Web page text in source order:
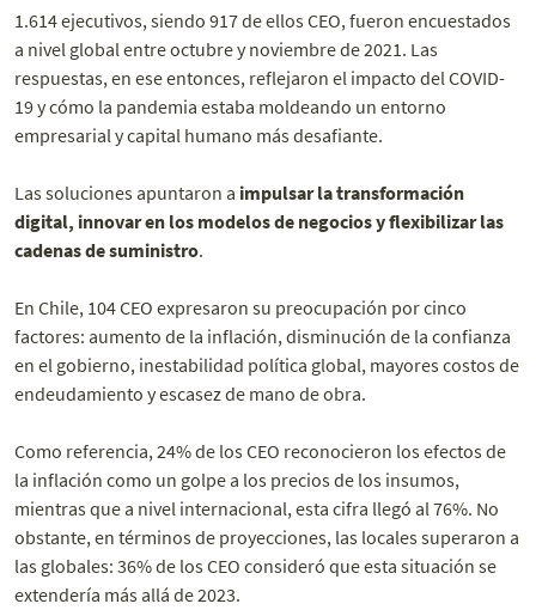
1.614 ejecutivos, siendo 917 de ellos CEO, fueron encuestados
a nivel global entre octubre y noviembre de 2021. Las
respuestas, en ese entonces, reflejaron el impacto del COVID-
19 y cómo la pandemia estaba moldeando un entorno
empresarial y capital humano más desafiante.
Las soluciones apuntaron a impulsar la transformación
digital, innovar en los modelos de negocios y flexibilizar las
cadenas de suministro.
En Chile, 104 CEO expresaron su preocupación por cinco
factores: aumento de la inflación, disminución de la confianza
en el gobierno, inestabilidad política global, mayores costos de
endeudamiento y escasez de mano de obra.
Como referencia, 24% de los CEO reconocieron los efectos de
la inflación como un golpe a los precios de los insumos,
mientras que a nivel internacional, esta cifra llegó al 76%. No
obstante, en términos de proyecciones, las locales superaron a
las globales: 36% de los CEO consideró que esta situación se
extendería más allá de 2023.